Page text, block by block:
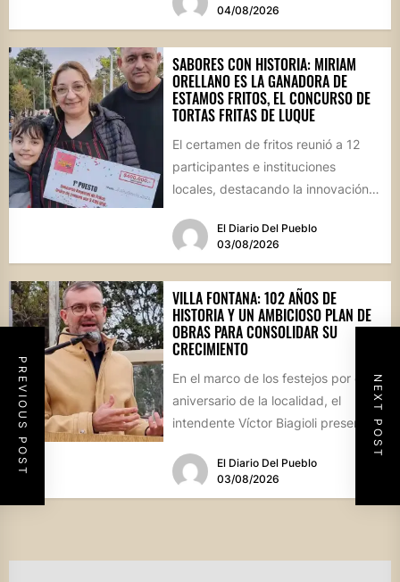
PREVIOUS POST NEXT POST
04/08/2026
SABORES CON HISTORIA: MIRIAM
ORELLANO ES LA GANADORA DE
ESTAMOS FRITOS, EL CONCURSO DE
TORTAS FRITAS DE LUQUE
El certamen de fritos reunió a 12
participantes e instituciones
locales, destacando la innovación
El Diario Del Pueblo
03/08/2026
VILLA FONTANA: 102 AÑOS DE
HISTORIA Y UN AMBICIOSO PLAN DE
OBRAS PARA CONSOLIDAR SU
CRECIMIENTO
En el marco de los festejos por el
aniversario de la localidad, el
intendente Víctor Biagioli presentó
El Diario Del Pueblo
03/08/2026